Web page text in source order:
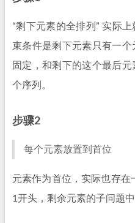
“剩下元素的全排列” 实际
束条件是剩下元素只有一
固定，和剩下的这个最后
个序列。
步骤2
每个元素放置到首位
元素作为首位，实际也存在
1开头，剩余元素的子问题